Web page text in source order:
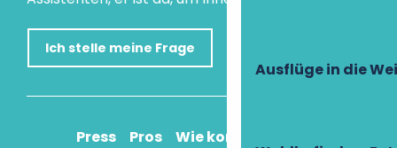
Ausflüge in die
Ich stelle meine Frage
Press Pros Wie komme ich an?